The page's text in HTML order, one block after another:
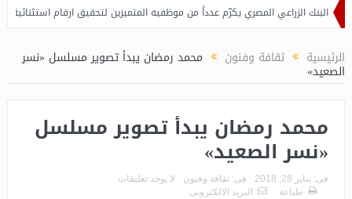
الزراعي المصري يكرّم عدداً من موظفيه المتميزين لتحقيق ارقام استثنائية في
الرئيسية ثقافة وفنون محمد رمضان يبدأ تصوير مسلسل «نسر
الصعيد»
محمد رمضان يبدأ تصوير مسلسل
«نسر الصعيد»
فى: يناير 28, 2018 فى: ثقافة وفنون
لا يوجد تعليقات
طباعة
البريد الالكترونى